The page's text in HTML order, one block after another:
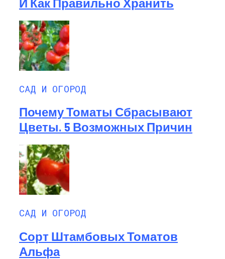
САД И ОГОРОД
Почему Томаты Сбрасывают
Цветы. 5 Возможных Причин
САД И ОГОРОД
Сорт Штамбовых Томатов
Альфа